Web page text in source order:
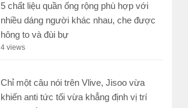
5 chất liệu quần ống rộng phù hợp với
nhiều dáng người khác nhau, che được
hông to và đùi bự
4 views
Chỉ một câu nói trên Vlive, Jisoo vừa
khiến anti tức tối vừa khẳng định vị trí